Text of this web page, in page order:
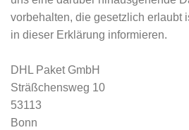
vorbehalten, die gesetzlich erlaubt
in dieser Erklärung informieren.
DHL Paket GmbH
Sträßchensweg 10
53113
Bonn